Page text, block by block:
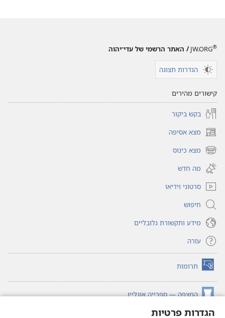
הגדרות פרטיות
JW.ORG® / האתר הרשמי של עדי־יהוה
הגדרות תצוגה
קישורים מהירים
בקש ביקור
מצא אסיפה(פותח
חלון
חדש)
מצא כינוס(פותח
חלון
חדש)
מה חדש
סרטוני וידיאו
חיפוש
מידע ותקשורת גלובליים
עזרה
תרומות (פותח
חלון
חדש) המצפה — ספרייה אונליין (פותח
®